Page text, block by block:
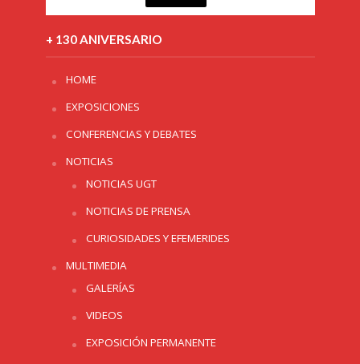
+ 130 ANIVERSARIO
HOME
EXPOSICIONES
CONFERENCIAS Y DEBATES
NOTICIAS
NOTICIAS UGT
NOTICIAS DE PRENSA
CURIOSIDADES Y EFEMERIDES
MULTIMEDIA
GALERÍAS
VIDEOS
EXPOSICIÓN PERMANENTE